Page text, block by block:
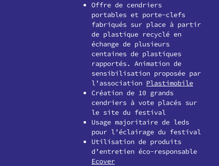
Offre de cendriers
portables et porte-clefs
fabriqués sur place à partir
de plastique recyclé en
échange de plusieurs
centaines de plastiques
rapportés. Animation de
sensibilisation proposée par
l’association Plastimobile
Création de 10 grands
cendriers à vote placés sur
le site du festival
Usage majoritaire de leds
pour l’éclairage du festival
Utilisation de produits
d’entretien éco-responsable
Ecover